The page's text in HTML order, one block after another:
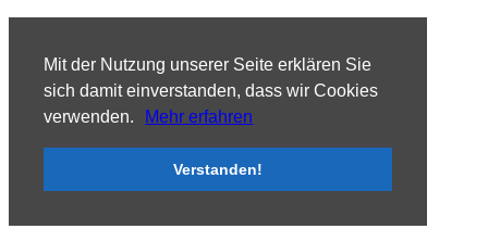
Mit der Nutzung unserer Seite erklären Sie
sich damit einverstanden, dass wir Cookies
verwenden.
Mehr erfahren
Verstanden!
Aktuelles
Termine / Ankündigungen
Presse